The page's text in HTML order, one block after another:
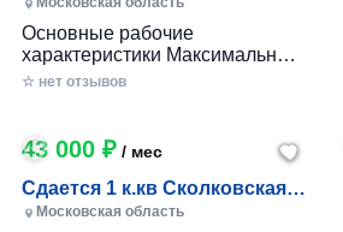
Основные рабочие
характеристики Максимальный
размер переработки
ножей — Сталь 65Г Габариты
Вес станка, кг — до 25 Длина
ножа, мм — 80 Размеры (дл х
шир х выс), мм. — 360х360х680
☆ нет отзывов
43 000 ₽ / мес
Сдается 1 к.кв Сколковская 1
Б, МО
Московская область